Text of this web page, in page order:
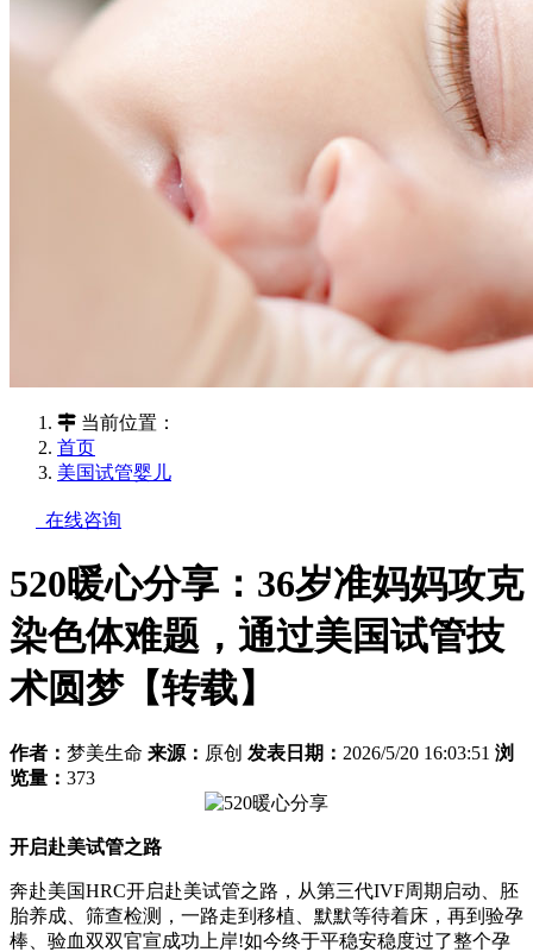
当前位置：
首页
美国试管婴儿
在线咨询
520暖心分享：36岁准妈妈攻克
染色体难题，通过美国试管技
术圆梦【转载】
作者： 梦美生命 来源： 原创 发表日期： 2026/5/20 16:03:51 浏
览量： 373
开启赴美试管之路
奔赴美国HRC开启赴美试管之路，从第三代IVF周期启动、胚
胎养成、筛查检测，一路走到移植、默默等待着床，再到验孕
棒、验血双双官宣成功上岸!如今终于平稳安稳度过了整个孕